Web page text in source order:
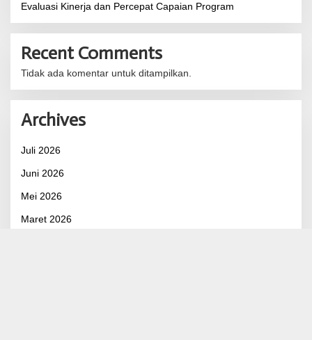
Evaluasi Kinerja dan Percepat Capaian Program
Recent Comments
Tidak ada komentar untuk ditampilkan.
Archives
Juli 2026
Juni 2026
Mei 2026
Maret 2026